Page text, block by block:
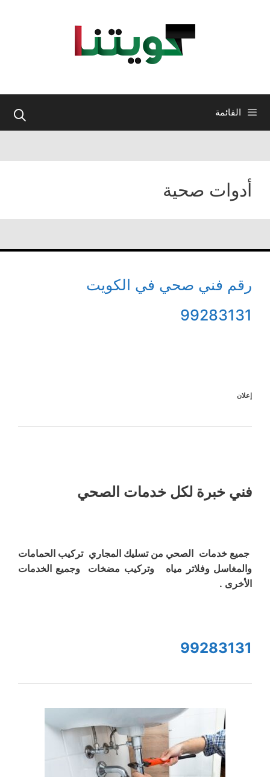
القائمة
أدوات صحية
رقم فني صحي في الكويت
99283131
إعلان
فني خبرة لكل خدمات الصحي
جميع خدمات الصحي من تسليك المجاري تركيب الحمامات
والمغاسل وفلاتر مياه وتركيب مضخات وجميع الخدمات
الأخرى .
99283131